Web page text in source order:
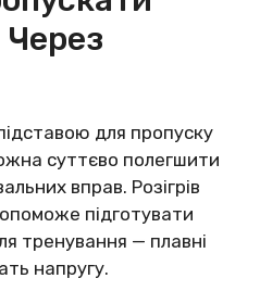
для пропуску
суттєво полегшити
вправ. Розігрів
підготувати
тренування — плавні
напругу.